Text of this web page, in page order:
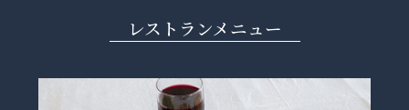
レストランメニュー